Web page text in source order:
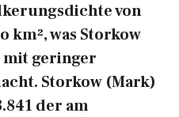
von
km², was Storkow
mit geringer
Storkow (Mark)
der am